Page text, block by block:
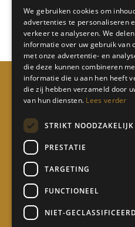
mi68 consulting
Watermunt 158
5931 TL Tegelen
06 50 65 17 24
info@mi68.nl
Contact
We gebruiken cookies om
advertenties te personaliseren
verkeer te analyseren. We
informatie over uw gebruik van
met onze advertentie- en
die deze kunnen combineren
informatie die u aan hen heeft
die zij hebben verzameld door
van hun diensten. Lees verder
STRIKT NOODZAKELIJK
PRESTATIE
TARGETING
FUNCTIONEEL
NIET-GECLASSIFICEERD